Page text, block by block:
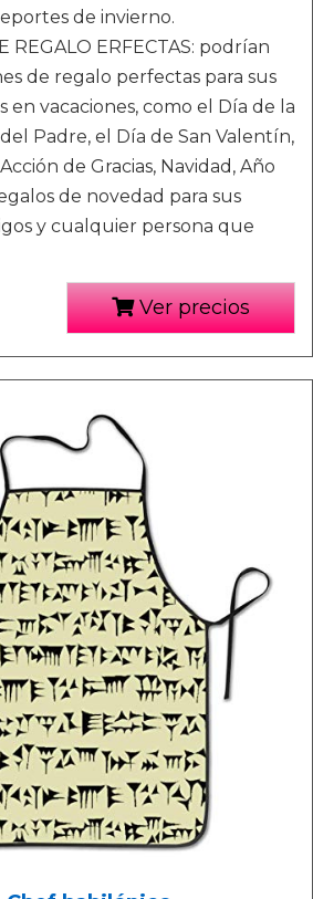
de invierno.
REGALO ERFECTAS: podrían
de regalo perfectas para sus
en vacaciones, como el Día de la
Padre, el Día de San Valentín,
de Gracias, Navidad, Año
de novedad para sus
y cualquier persona que
Ver precios